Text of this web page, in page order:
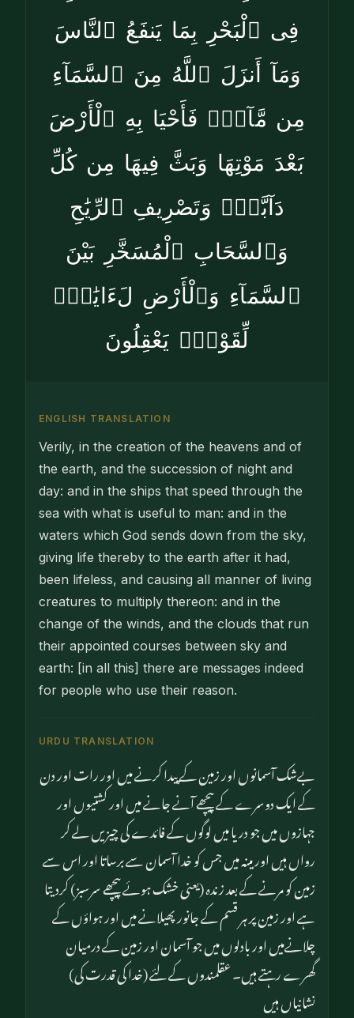
فِى ٱلْبَحْرِ بِمَا يَنفَعُ ٱلنَّاسَ
وَمَآ أَنزَلَ ٱللَّهُ مِنَ ٱلسَّمَآءِ
مِن مَّآءٍۢ فَأَحْيَا بِهِ ٱلْأَرْضَ
بَعْدَ مَوْتِهَا وَبَثَّ فِيهَا مِن كُلِّ
دَآبَّةٍۢ وَتَصْرِيفِ ٱلرِّيَٰحِ
وَٱلسَّحَابِ ٱلْمُسَخَّرِ بَيْنَ
ٱلسَّمَآءِ وَٱلْأَرْضِ لَءَايَٰتٍۢ
لِّقَوْمٍۢ يَعْقِلُونَ
ENGLISH TRANSLATION
Verily, in the creation of the heavens and of
the earth, and the succession of night and
day: and in the ships that speed through the
sea with what is useful to man: and in the
waters which God sends down from the sky,
giving life thereby to the earth after it had,
been lifeless, and causing all manner of living
creatures to multiply thereon: and in the
change of the winds, and the clouds that run
their appointed courses between sky and
earth: [in all this] there are messages indeed
for people who use their reason.
URDU TRANSLATION
بےشک آسمانوں اور زمین کے پیدا کرنے میں اور رات اور دن
کے ایک دوسرے کے پیچھے آنے جانے میں اور کشتیوں اور
جہازوں میں جو دریا میں لوگوں کے فائدے کی چیزیں لے کر
رواں ہیں اور مینہ میں جس کو خدا آسمان سے برساتا اور اس سے
زمین کو مرنے کے بعد زندہ (یعنی خشک ہوئے پیچھے سرسبز) کردیتا
ہے اور زمین پر ہر قسم کے جانور پھیلانے میں اور ہواؤں کے
چلانےمیں اور بادلوں میں جو آسمان اور زمین کے درمیان
گھرے رہتے ہیں۔ عقلمندوں کے لئے (خدا کی قدرت کی)
نشانیاں ہیں